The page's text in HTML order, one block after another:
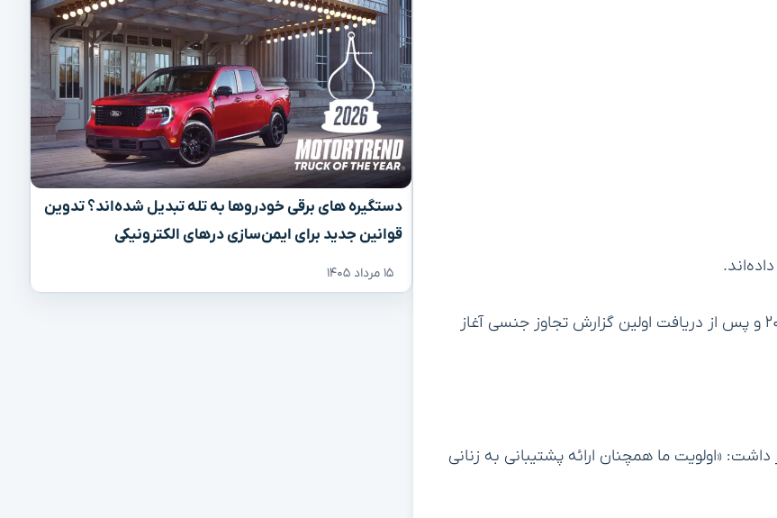
دستگیره‌ های برقی خودروها به تله تبدیل شده‌اند؟ تدوین
قوانین جدید برای ایمن‌سازی درهای الکترونیکی
۱۵ مرداد ۱۴۰۵
این اتهامات پس از تحقیقات کارآگاهان که در فوریه سال ۲۰۲۲ و پس از دریافت اولین گزارش تجاوز جنسی آغاز
«اولویت ما همچنان ارائه پشتیبانی به زنانی